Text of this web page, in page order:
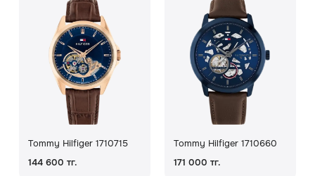
Tommy Hilfiger 1710715
144 600 тг.
Tommy Hilfiger 1710660
171 000 тг.